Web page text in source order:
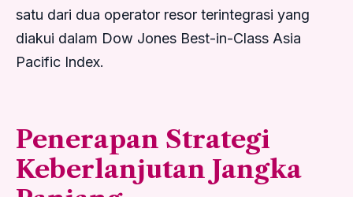
satu dari dua operator resor terintegrasi yang
diakui dalam Dow Jones Best-in-Class Asia
Pacific Index.
Penerapan Strategi
Keberlanjutan Jangka